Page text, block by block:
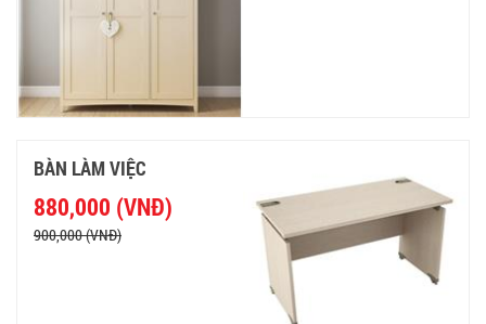
BÀN LÀM VIỆC
880,000 (VNĐ)
900,000 (VNĐ)